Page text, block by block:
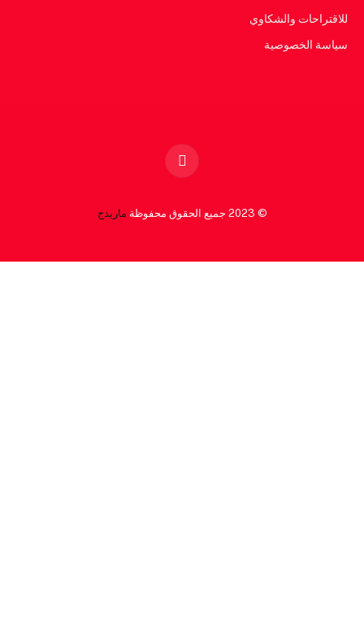
للاقتراحات والشكاوي
سياسة الخصوصية
Facebook
© 2023 جميع الحقوق محفوظة ماريدج